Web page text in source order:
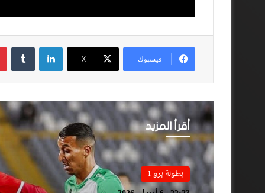
فيسبوك ‫X
لينكدإن
أقرأ المزيد
بطولة برو 1